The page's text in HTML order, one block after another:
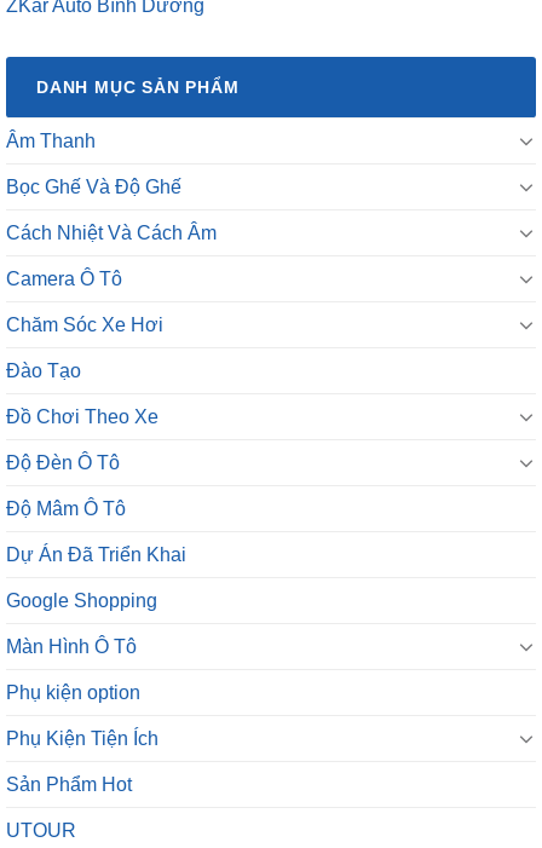
ZKar Auto Bình Dương
DANH MỤC SẢN PHẨM
Âm Thanh
Bọc Ghế Và Độ Ghế
Cách Nhiệt Và Cách Âm
Camera Ô Tô
Chăm Sóc Xe Hơi
Đào Tạo
Đồ Chơi Theo Xe
Độ Đèn Ô Tô
Độ Mâm Ô Tô
Dự Án Đã Triển Khai
Google Shopping
Màn Hình Ô Tô
Phụ kiện option
Phụ Kiện Tiện Ích
Sản Phẩm Hot
UTOUR